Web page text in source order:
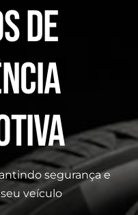
DE
segurança e
veículo